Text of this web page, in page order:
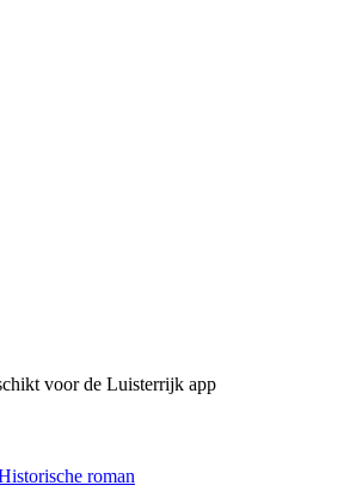
voor de Luisterrijk app
roman